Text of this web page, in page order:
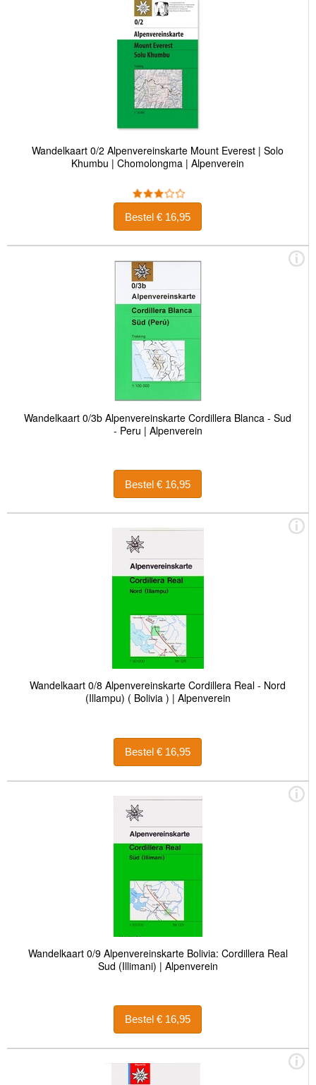
Wandelkaart 0/2 Alpenvereinskarte Mount Everest | Solo
Khumbu | Chomolongma | Alpenverein
Bestel € 16,95
Wandelkaart 0/3b Alpenvereinskarte Cordillera Blanca - Sud
- Peru | Alpenverein
Bestel € 16,95
Wandelkaart 0/8 Alpenvereinskarte Cordillera Real - Nord
(Illampu) ( Bolivia ) | Alpenverein
Bestel € 16,95
Wandelkaart 0/9 Alpenvereinskarte Bolivia: Cordillera Real
Sud (Illimani) | Alpenverein
Bestel € 16,95